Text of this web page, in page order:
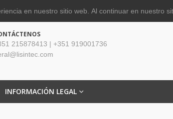
215878413 | +351 919001736
INFORMACIÓN LEGAL
en nuestro sitio web. Al continuar en nuestro